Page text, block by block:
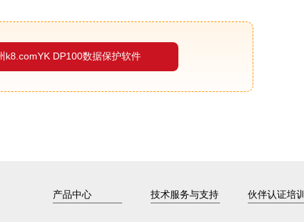
k8.comYK DP100数据保护软件
产品中心 技术服务与支持 伙伴认证培训